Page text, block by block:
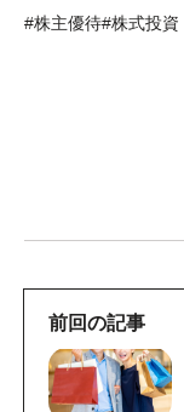
#株主優待#株式投資
前回の記事